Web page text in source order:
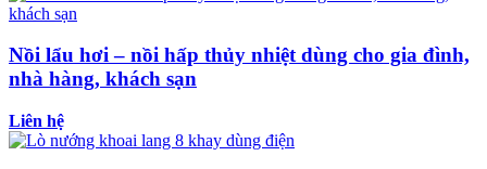
Nồi lẩu hơi – nồi hấp thủy nhiệt dùng cho gia đình,
nhà hàng, khách sạn
Liên hệ